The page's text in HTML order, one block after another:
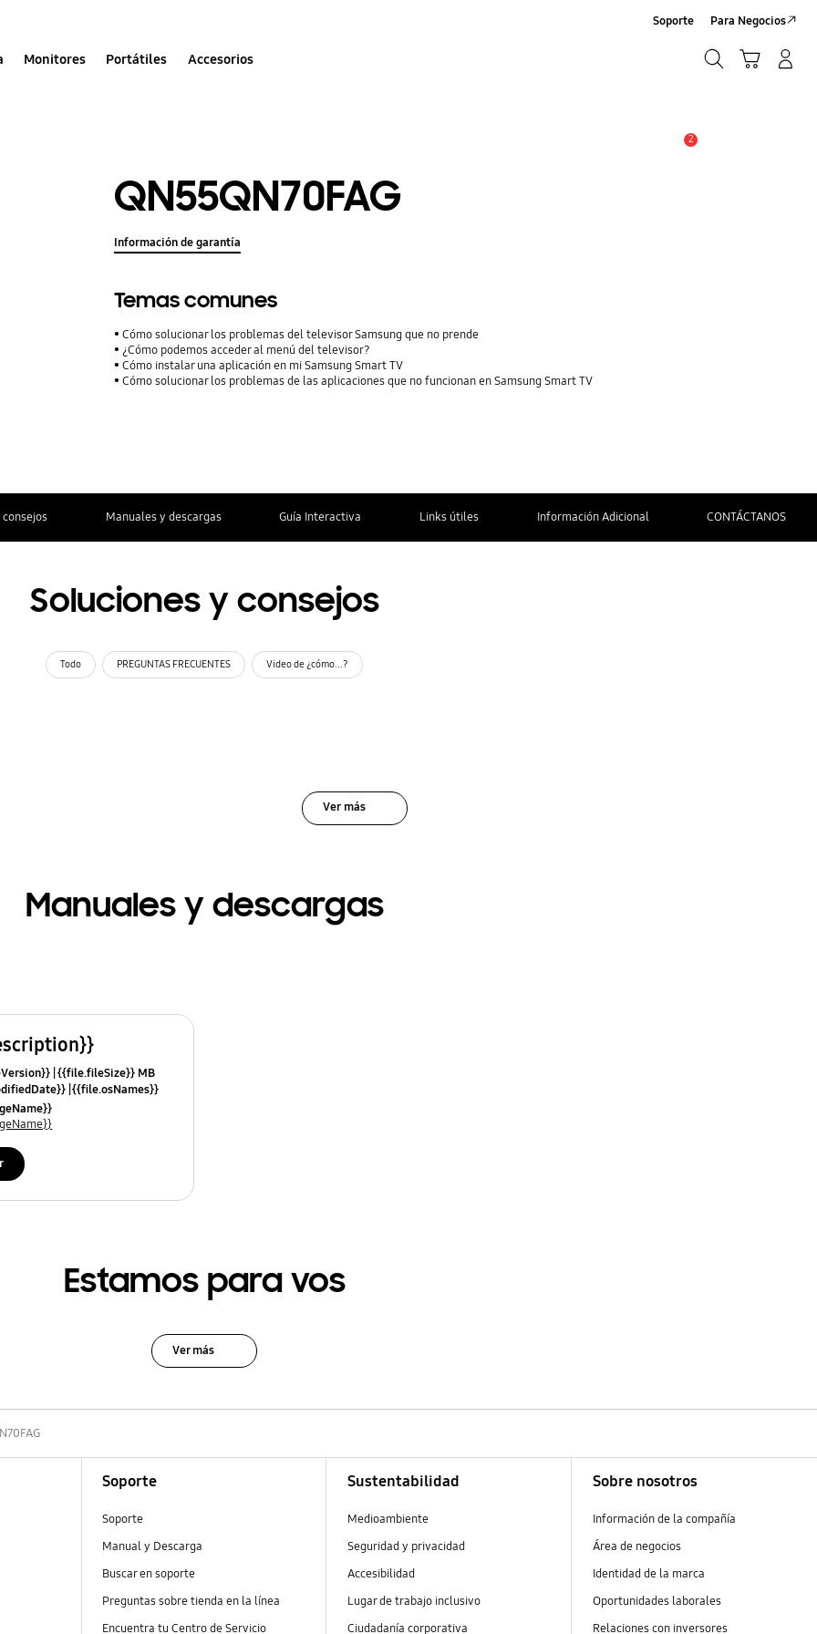
Monitores Portátiles Accesorios
Soporte Para Negocios
2
QN55QN70FAG
Información de garantía
Temas comunes
Cómo solucionar los problemas del televisor Samsung que no prende
¿Cómo podemos acceder al menú del televisor?
Cómo instalar una aplicación en mi Samsung Smart TV
Cómo solucionar los problemas de las aplicaciones que no funcionan en Samsung Smart TV
Manuales y descargas Guía Interactiva Links útiles Información Adicional CONTÁCTANOS
Soluciones y consejos
Todo PREGUNTAS FRECUENTES Video de ¿cómo...?
Ver más
Manuales y descargas
{{file.fileSize}} MB
{{file.osNames}}
Estamos para vos
Ver más
Soporte
Soporte
Manual y Descarga
Buscar en soporte
Preguntas sobre tienda en la línea
Encuentra tu Centro de Servicio
Sustentabilidad
Medioambiente
Seguridad y privacidad
Accesibilidad
Lugar de trabajo inclusivo
Ciudadanía corporativa
Sobre nosotros
Información de la compañía
Área de negocios
Identidad de la marca
Oportunidades laborales
Relaciones con inversores